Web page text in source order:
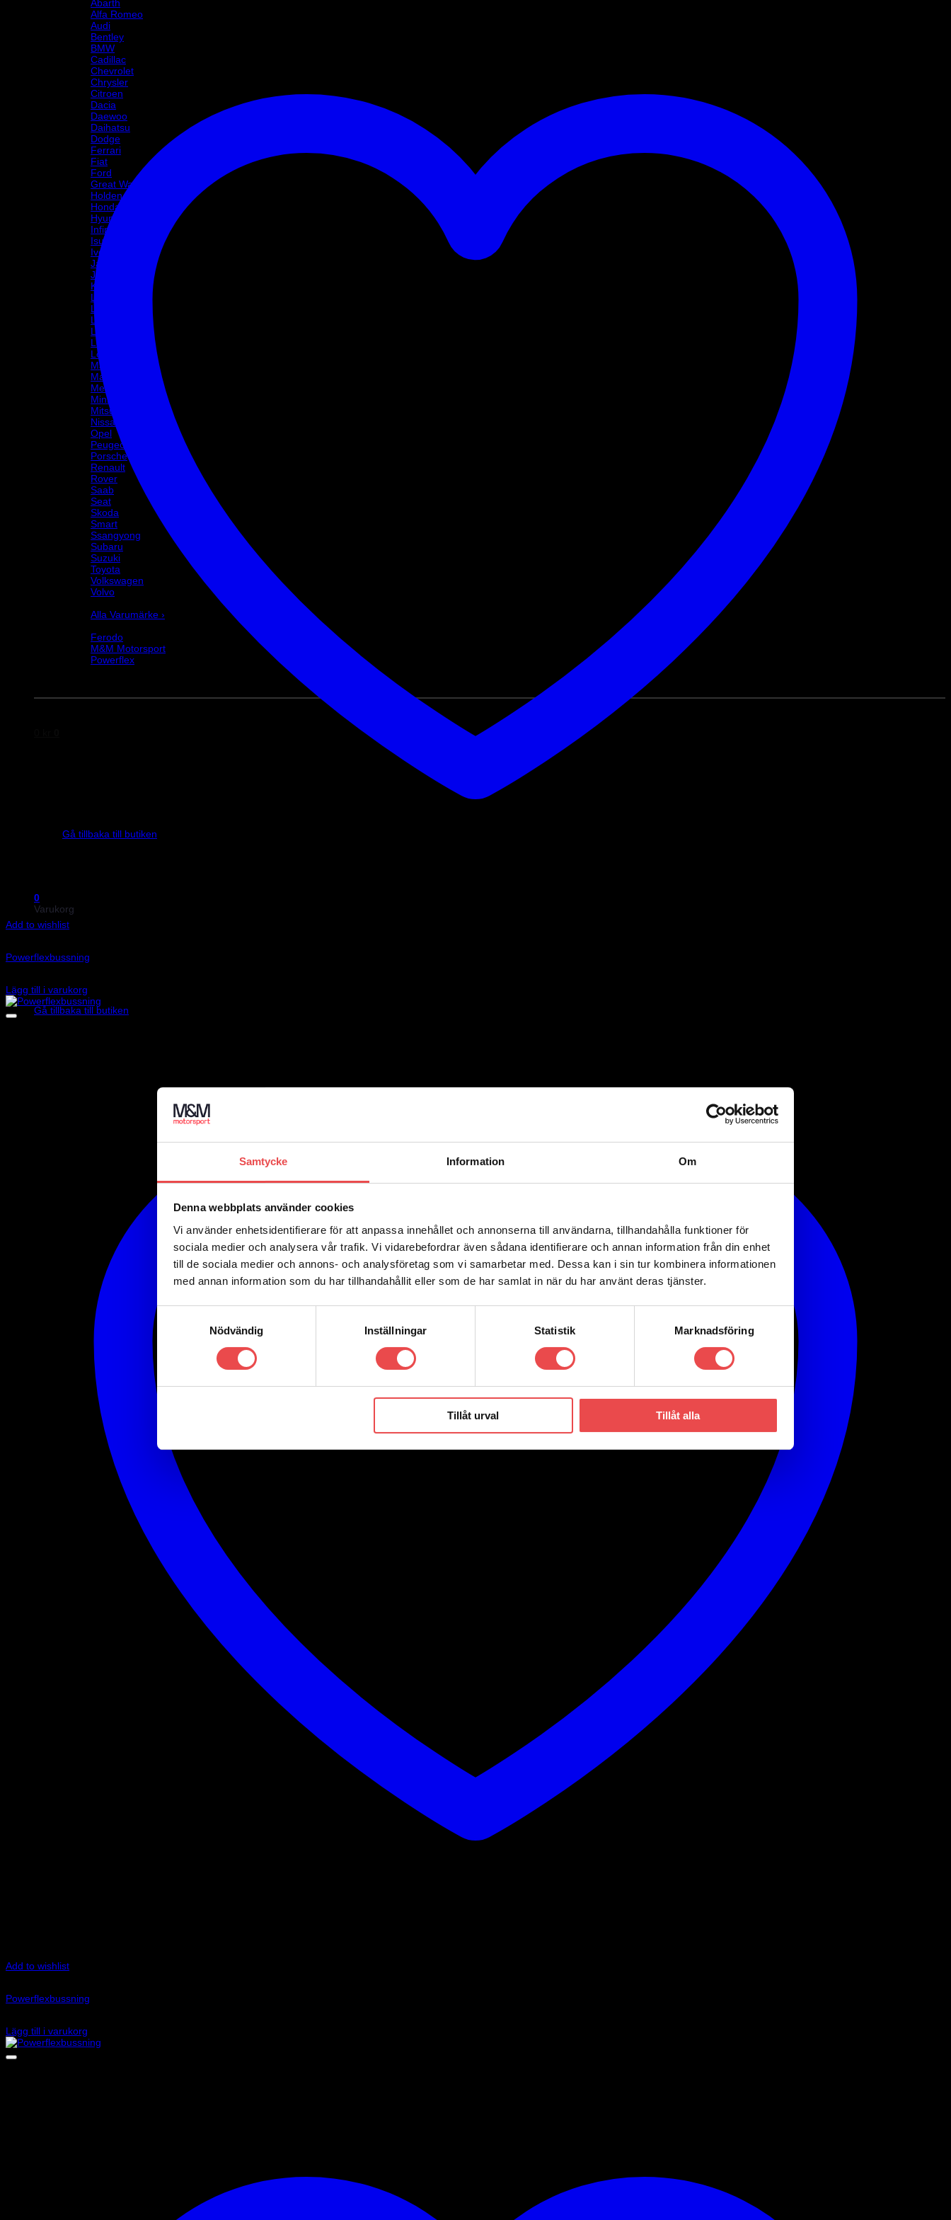
Samtycke Information Om
Denna webbplats använder cookies
Vi använder enhetsidentifierare för att anpassa innehållet och annonserna till användarna, tillhandahålla funktioner för
sociala medier och analysera vår trafik. Vi vidarebefordrar även sådana identifierare och annan information från din enhet
till de sociala medier och annons- och analysföretag som vi samarbetar med. Dessa kan i sin tur kombinera informationen
med annan information som du har tillhandahållit eller som de har samlat in när du har använt deras tjänster.
Nödvändig
Inställningar Statistik Marknadsföring
Tillåt urval Tillåt alla
Abarth
Alfa Romeo
Audi
Bentley
BMW
Cadillac
Chevrolet
Chrysler
Citroen
Dacia
Daewoo
Daihatsu
Dodge
Ferrari
Fiat
Ford
Great Wall Motor
Holden
Honda
Hyundai
Infinity
Isuzu
Iveco
Jaguar
Jeep
Kia
Lada
Lamborghini
Lancia
Land Rover
Lexus
Lotus
Maserati
Mazda
Mercedes
Mini
Mitsubishi
Nissan
Opel
Peugeot
Porsche
Renault
Rover
Saab
Seat
Skoda
Smart
Ssangyong
Subaru
Suzuki
Toyota
Volkswagen
Volvo
Alla Varumärke ›
Ferodo
M&M Motorsport
Powerflex
Gå tillbaka till butiken
0
Varukorg
Inga produkter i varukorgen.
Gå tillbaka till butiken
Add to wishlist
Powerflexbussning
Lägg till i varukorg
Add to wishlist
Powerflexbussning
Lägg till i varukorg